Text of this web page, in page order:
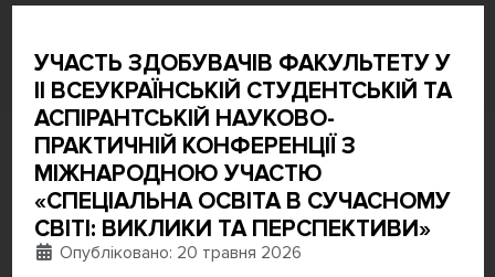
УЧАСТЬ ЗДОБУВАЧІВ ФАКУЛЬТЕТУ У
ІІ ВСЕУКРАЇНСЬКІЙ СТУДЕНТСЬКІЙ ТА
АСПІРАНТСЬКІЙ НАУКОВО-
ПРАКТИЧНІЙ КОНФЕРЕНЦІЇ З
МІЖНАРОДНОЮ УЧАСТЮ
«СПЕЦІАЛЬНА ОСВІТА В СУЧАСНОМУ
СВІТІ: ВИКЛИКИ ТА ПЕРСПЕКТИВИ»
Деталі
Опубліковано: 20 травня 2026